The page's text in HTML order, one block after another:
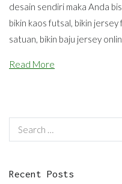
desain sendiri maka Anda
bikin kaos futsal, bikin
satuan, bikin baju jersey
Read More
Search
for:
Recent Posts